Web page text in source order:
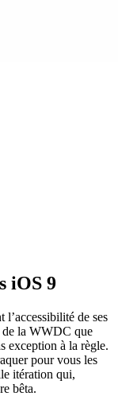
iOS 9
l’accessibilité de ses
de la WWDC que
exception à la règle.
pour vous les
itération qui,
bêta.